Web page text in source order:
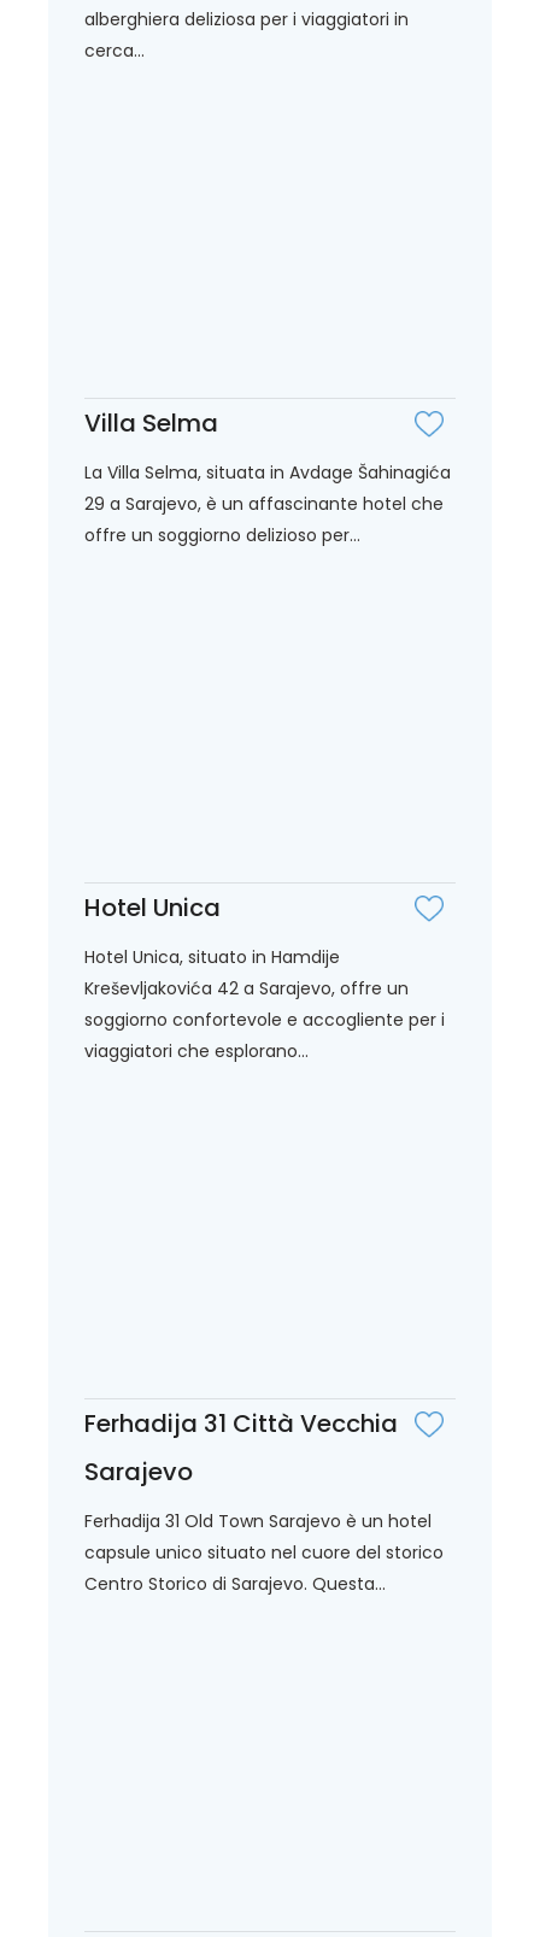
alberghiera deliziosa per i viaggiatori in
cerca...
Villa Selma
La Villa Selma, situata in Avdage Šahinagića
29 a Sarajevo, è un affascinante hotel che
offre un soggiorno delizioso per...
Hotel Unica
Hotel Unica, situato in Hamdije
Kreševljakovića 42 a Sarajevo, offre un
soggiorno confortevole e accogliente per i
viaggiatori che esplorano...
Ferhadija 31 Città Vecchia
Sarajevo
Ferhadija 31 Old Town Sarajevo è un hotel
capsule unico situato nel cuore del storico
Centro Storico di Sarajevo. Questa...